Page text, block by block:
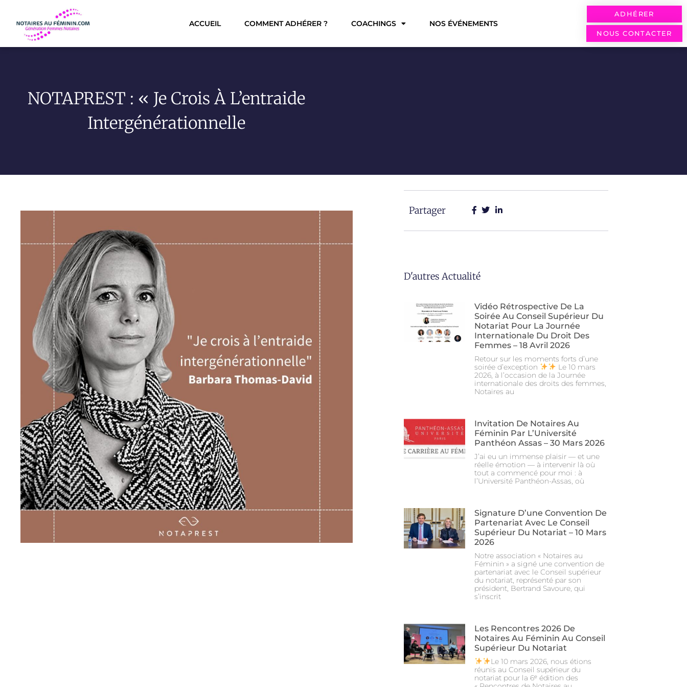
ACCUEIL COMMENT ADHÉRER ? COACHINGS NOS ÉVÉNEMENTS
ADHÉRER
NOUS CONTACTER
NOTAPREST : « Je Crois À L’entraide
Intergénérationnelle
Partager
D'autres Actualité
Vidéo Rétrospective De La
Soirée Au Conseil Supérieur Du
Notariat Pour La Journée
Internationale Du Droit Des
Femmes – 18 Avril 2026
Retour sur les moments forts d’une
soirée d’exception
Le 10 mars
2026, à l’occasion de la Journée
internationale des droits des femmes,
Notaires au
Invitation De Notaires Au
Féminin Par L’Université
Panthéon Assas – 30 Mars 2026
J’ai eu un immense plaisir — et une
réelle émotion — à intervenir là où
tout a commencé pour moi : à
l’Université Panthéon-Assas, où
Signature D’une Convention De
Partenariat Avec Le Conseil
Supérieur Du Notariat – 10 Mars
2026
Notre association « Notaires au
Féminin » a signé une convention de
partenariat avec le Conseil supérieur
du notariat, représenté par son
président, Bertrand Savoure, qui
s’inscrit
Les Rencontres 2026 De
Notaires Au Féminin Au Conseil
Supérieur Du Notariat
Le 10 mars 2026, nous étions
réunis au Conseil supérieur du
notariat pour la 6ᵉ édition des